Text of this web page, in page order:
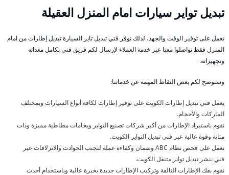
تبديل تواير سيارات امام المنزل العقيلة
نعمل على توفير الوقت والجهد، لذلك نوفر فني تبديل تاير السيارة تبديل إطارات من امام
المنزل فقط تواصلوا معنا عبر خدمة العملاء لإرسال لكم فريق فني بكامل معداته
وتجهيزاته.
وسنوضح لكم بعض النقاط المهمة عن خدماتنا:
يعمل فني تبديل إطارات الكويت على توفير إطارات لكافة أنواع السيارات وبمختلف
الماركات والأحجام.
نقوم باستيراد الإطارات من أكبر شركات تصنيع التواير وبخامات مطاطية مميزة وذات
متانة وقوة عالية عبر فني تبديل التواير الكويت.
نعمل على فحص نظام ABC وضمان وكفاءة عمله لتجنب الحوادث والانزلاقات عبر
فني بنشر تبديل تواير متنقل الكويت.
نقوم بفك الإطارات التالفة وتركيب الإطارات جديدة بخبرة عالية وباستخدام أحدث